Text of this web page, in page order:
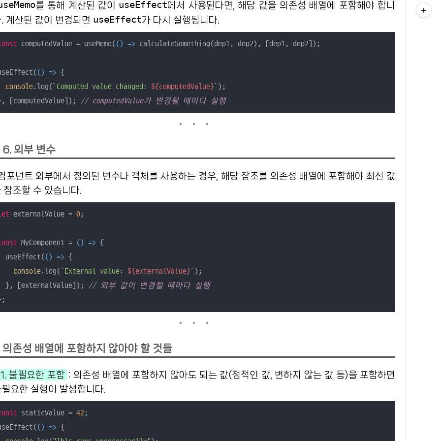
useMemo를 통해 계산된 값이 useEffect에서 사용된다면, 해당 값을 의존성 배열에 포함해야 합니
계산된 값이 변경되면 useEffect가 다시 실행됩니다.
computedValue = useMemo(() => calculateSomething(dep1, dep2), [dep1, dep2]);
() => {
console.log(`Computed value changed: ${computedValue}` );
[computedValue]); // computedValue가 변경될 때마다 실행
6. 외부 변수
우, 해당 참조를 의존성 배열에 포함해야 최신 값
참조할 수 있습니다.
externalValue = 0;
MyComponent = () => {
  useEffect(
() => {
console.log(`External value: ${externalValue}` );
  }, [externalValue]);
// 외부 값이 변경될 때마다 실행
의존성 배열에 포함하지 않아야 할 것들
1. 불필요한 포함 : 의존성 배열에 포함하지 않아도 되는 값(정적인 값, 변하지 않는 값 등)을 포함하면
요한 실행이 발생합니다.
staticValue = 42;
() => {